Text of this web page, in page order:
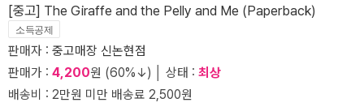
[중고] The Giraffe and the Pelly and Me (Paperback)
소득공제
판매자 : 중고매장 신논현점
판매가 : 4,200원 (60%↓) │ 상태 : 최상
배송비 : 2만원 미만 배송료 2,500원